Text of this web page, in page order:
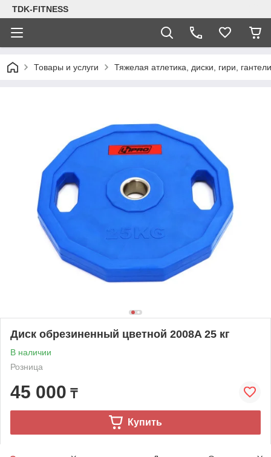
TDK-FITNESS
Товары и услуги Тяжелая атлетика, диски, гири, гантели
Диск обрезиненный цветной 2008A 25 кг
В наличии
Розница
45 000 ₸
Купить